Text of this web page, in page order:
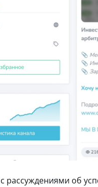
об